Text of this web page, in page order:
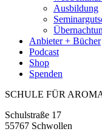
Ausbildung
Anbieter + Bücher
Podcast
Shop
Spenden
SCHULE FÜR
Schulstraße 17
55767 Schwollen